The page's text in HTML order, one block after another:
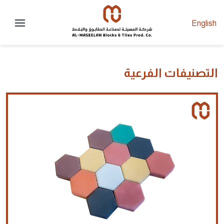
English
التصنيفات الفرعية